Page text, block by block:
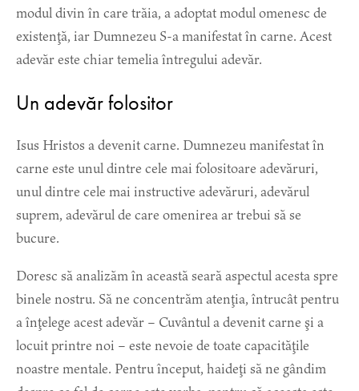
modul divin în care trăia, a adoptat modul omenesc de
existenţă, iar Dumnezeu S-a manifestat în carne. Acest
adevăr este chiar temelia întregului adevăr.
Un adevăr folositor
Isus Hristos a devenit carne. Dumnezeu manifestat în
carne este unul dintre cele mai folositoare adevăruri,
unul dintre cele mai instructive adevăruri, adevărul
suprem, adevărul de care omenirea ar trebui să se
bucure.
Doresc să analizăm în această seară aspectul acesta spre
binele nostru. Să ne concentrăm atenţia, întrucât pentru
a înţelege acest adevăr – Cuvântul a devenit carne şi a
locuit printre noi – este nevoie de toate capacităţile
noastre mentale. Pentru început, haideţi să ne gândim